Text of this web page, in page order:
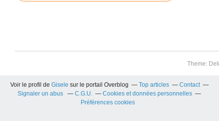
Theme:
Voir le profil de Gisele sur le portail Overblog Top articles
Contact
Signaler un abus
C.G.U.
Cookies et données personnelles
Préférences cookies